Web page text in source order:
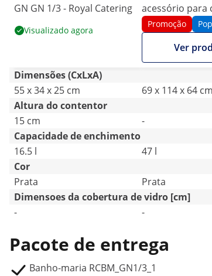
GN GN 1/3 - Royal Catering
Visualizado agora
acessório para
Promoção
Ver
Dimensões (CxLxA)
55 x 34 x 25 cm
69 x 114 x 64 cm
Altura do contentor
15 cm
-
Capacidade de enchimento
16.5 l
47 l
Cor
Prata
Prata
Dimensoes da cobertura de vidro [cm]
-
-
Pacote de entrega
Banho-maria RCBM_GN1/3_1